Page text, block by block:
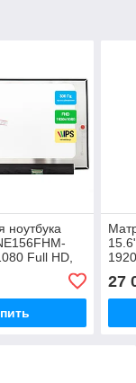
ноутбука
Full HD,
27